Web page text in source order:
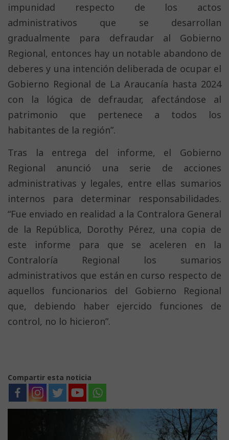
impunidad respecto de los actos
administrativos que se desarrollan
gradualmente para defraudar al Gobierno
Regional, entonces hay un notable abandono de
deberes y una intención deliberada de ocupar el
Gobierno Regional de La Araucanía hasta 2024
con la lógica de defraudar, afectándose al
patrimonio que pertenece a todos los
habitantes de la región”.
Tras la entrega del informe, el Gobierno
Regional anunció una serie de acciones
administrativas y legales, entre ellas sumarios
internos para determinar responsabilidades.
“Fue enviado en realidad a la Contralora General
de la República, Dorothy Pérez, una copia de
este informe para que se aceleren en la
Contraloría Regional los sumarios
administrativos que están en curso respecto de
aquellos funcionarios del Gobierno Regional
que, debiendo haber ejercido funciones de
control, no lo hicieron”.
Compartir esta noticia